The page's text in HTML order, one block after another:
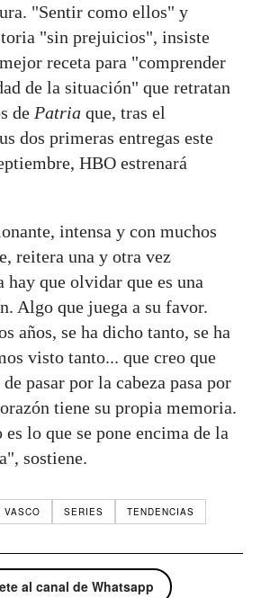
"Sentir como ellos" y
"sin prejuicios", insiste
receta para "comprender
de la situación" que retratan
de Patria que, tras el
dos primeras entregas este
HBO estrenará
intensa y con muchos
reitera una y otra vez
hay que olvidar que es una
Algo que juega a su favor.
años, se ha dicho tanto, se ha
visto tanto... que creo que
pasar por la cabeza pasa por
tiene su propia memoria.
es lo que se pone encima de la
sostiene.
VASCO SERIES TENDENCIAS
al canal de Whatsapp